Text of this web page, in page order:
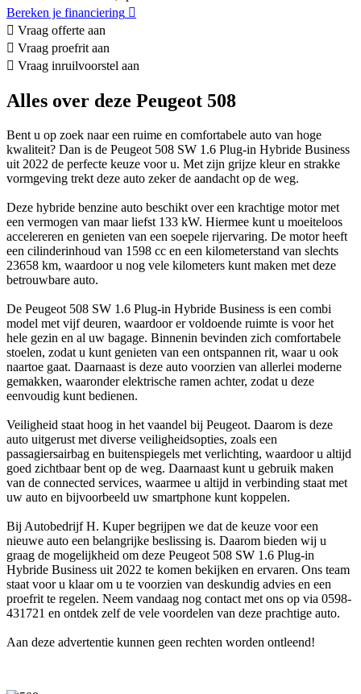
Bereken je financiering
Vraag offerte aan
Vraag proefrit aan
Vraag inruilvoorstel aan
Alles over deze Peugeot 508
Bent u op zoek naar een ruime en comfortabele auto van hoge
kwaliteit? Dan is de Peugeot 508 SW 1.6 Plug-in Hybride Business
uit 2022 de perfecte keuze voor u. Met zijn grijze kleur en strakke
vormgeving trekt deze auto zeker de aandacht op de weg.
Deze hybride benzine auto beschikt over een krachtige motor met
een vermogen van maar liefst 133 kW. Hiermee kunt u moeiteloos
accelereren en genieten van een soepele rijervaring. De motor heeft
een cilinderinhoud van 1598 cc en een kilometerstand van slechts
23658 km, waardoor u nog vele kilometers kunt maken met deze
betrouwbare auto.
De Peugeot 508 SW 1.6 Plug-in Hybride Business is een combi
model met vijf deuren, waardoor er voldoende ruimte is voor het
hele gezin en al uw bagage. Binnenin bevinden zich comfortabele
stoelen, zodat u kunt genieten van een ontspannen rit, waar u ook
naartoe gaat. Daarnaast is deze auto voorzien van allerlei moderne
gemakken, waaronder elektrische ramen achter, zodat u deze
eenvoudig kunt bedienen.
Veiligheid staat hoog in het vaandel bij Peugeot. Daarom is deze
auto uitgerust met diverse veiligheidsopties, zoals een
passagiersairbag en buitenspiegels met verlichting, waardoor u altijd
goed zichtbaar bent op de weg. Daarnaast kunt u gebruik maken
van de connected services, waarmee u altijd in verbinding staat met
uw auto en bijvoorbeeld uw smartphone kunt koppelen.
Bij Autobedrijf H. Kuper begrijpen we dat de keuze voor een
nieuwe auto een belangrijke beslissing is. Daarom bieden wij u
graag de mogelijkheid om deze Peugeot 508 SW 1.6 Plug-in
Hybride Business uit 2022 te komen bekijken en ervaren. Ons team
staat voor u klaar om u te voorzien van deskundig advies en een
proefrit te regelen. Neem vandaag nog contact met ons op via 0598-
431721 en ontdek zelf de vele voordelen van deze prachtige auto.
Aan deze advertentie kunnen geen rechten worden ontleend!